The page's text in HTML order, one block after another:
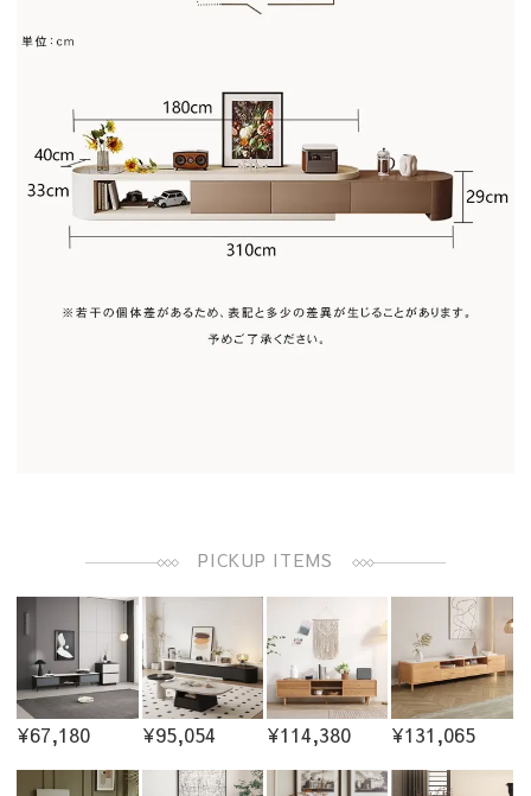
PICKUP ITEMS
¥67,180 ¥95,054 ¥114,380 ¥131,065